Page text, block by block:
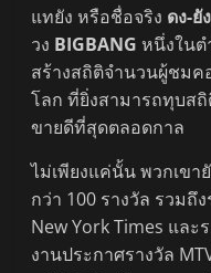
แทยัง หรือชื่อจริง ดง-ยั
วง BIGBANG หนึ่งในต
สร้างสถิติจำนวนผู้ชมค
โลก ที่ยิ่งสามารถทุบส
ขายดีที่สุดตลอดกาล
ไม่เพียงแค่นั้น พวกเข
กว่า 100 รางวัล รวมถึ
New York Times และ
งานประกาศรางวัล